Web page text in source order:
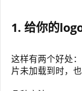
1. 给你的
这样有两个好处
片未加载到时，